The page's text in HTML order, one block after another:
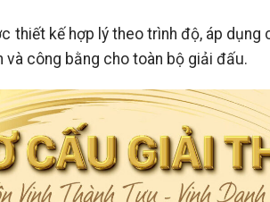
thiết kế hợp lý theo trình độ, áp
công bằng cho toàn bộ giải đấu.